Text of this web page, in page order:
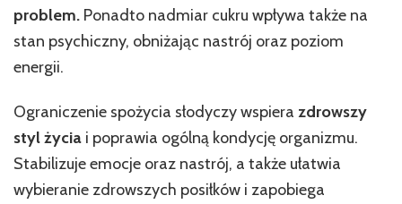
problem. Ponadto nadmiar cukru wpływa także na
stan psychiczny, obniżając nastrój oraz poziom
energii.
Ograniczenie spożycia słodyczy wspiera zdrowszy
styl życia i poprawia ogólną kondycję organizmu.
Stabilizuje emocje oraz nastrój, a także ułatwia
wybieranie zdrowszych posiłków i zapobiega